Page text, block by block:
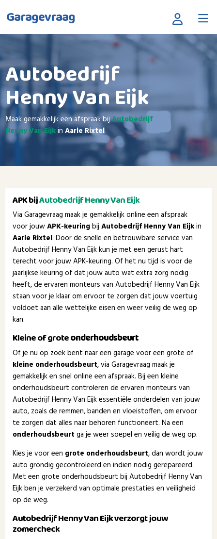
Garagevraag
Autobedrijf
Henny Van Eijk
Maak gemakkelijk een afspraak bijAutobedrijf
Henny Van EijkinAarle Rixtel
APK bijAutobedrijf Henny Van Eijk
Via Garagevraag maak je gemakkelijk online een afspraak
voor jouwAPK-keuringbijAutobedrijf Henny Van Eijkin
Aarle Rixtel. Door de snelle en betrouwbare service van
Autobedrijf Henny Van Eijk kun je met een gerust hart
terecht voor jouw APK-keuring. Of het nu tijd is voor de
jaarlijkse keuring of dat jouw auto wat extra zorg nodig
heeft, de ervaren monteurs van Autobedrijf Henny Van Eijk
staan voor je klaar om ervoor te zorgen dat jouw voertuig
voldoet aan alle wettelijke eisen en weer veilig de weg op
kan.
Kleine of groteonderhoudsbeurt
Of je nu op zoek bent naar een garage voor een grote of
kleine onderhoudsbeurt, via Garagevraag maak je
gemakkelijk en snel online een afspraak. Bij een kleine
onderhoudsbeurt controleren de ervaren monteurs van
Autobedrijf Henny Van Eijk essentiële onderdelen van jouw
auto, zoals de remmen, banden en vloeistoffen, om ervoor
te zorgen dat alles naar behoren functioneert. Na een
onderhoudsbeurt ga je weer soepel en veilig de weg op.
Kies je voor een grote onderhoudsbeurt, dan wordt jouw
auto grondig gecontroleerd en indien nodig gerepareerd.
Met een grote onderhoudsbeurt bij Autobedrijf Henny Van
Eijk ben je verzekerd van optimale prestaties en veiligheid
op de weg.
Autobedrijf Henny Van Eijk verzorgt jouw
zomercheck